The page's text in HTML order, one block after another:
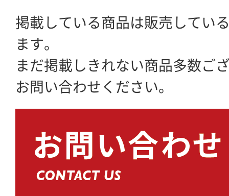
掲載している商品は販売してい
ます。
まだ掲載しきれない商品多数ご
お問い合わせください。